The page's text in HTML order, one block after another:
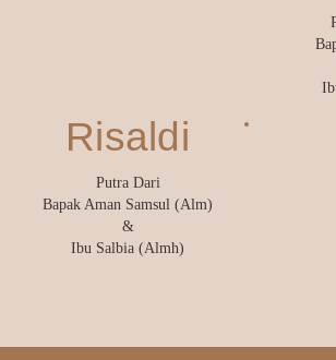
Risaldi
Putra Dari
Bapak Aman Samsul (Alm)
&
Ibu Salbia (Almh)